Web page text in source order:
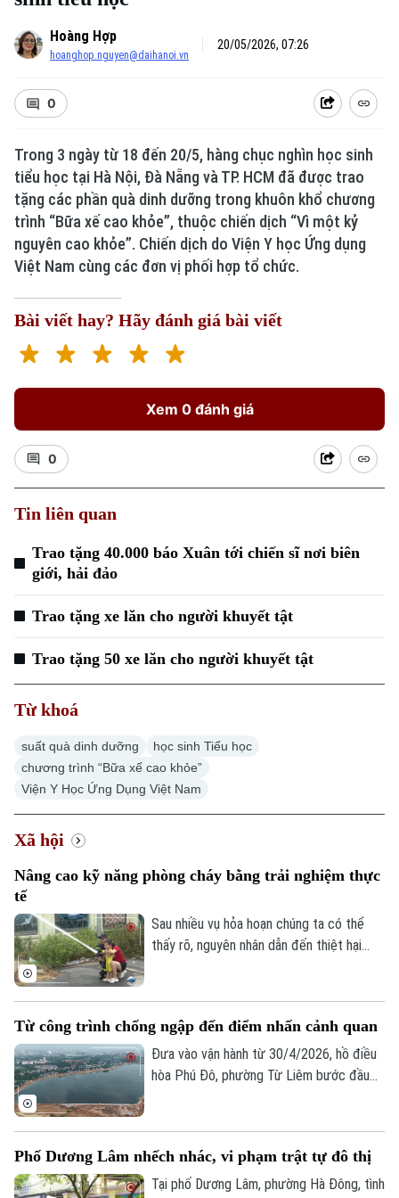
Xu hướng
Chuyên mục
Thời sự
Chính trị
Xã hội
An ninh trật tự
Công nghệ
Nhịp sống Hà Nội
Khoảnh khắc Hà Nội
Ẩm thực
Quân sự
Hồ sơ
Người Việt 4 phương
Tin tức
Tài chính Ngân hàng
Doanh nghiệp
Nhà đất
Tin tức
Đầu tư
Căn hộ
Đất đai
Kinh nghiệm
Ô tô
Tàu
Thị trường
Giáo dục
Tin tức
Tuyển sinh
Hướng nghiệp
Văn hóa
Tin tức
Sức khỏe
Hoàng Hợp
hoanghop.nguyen@daihanoi.vn
20/05/2026, 07:26
0
Trong 3 ngày từ 18 đến 20/5, hàng chục nghìn học sinh
tiểu học tại Hà Nội, Đà Nẵng và TP. HCM đã được trao
tặng các phần quà dinh dưỡng trong khuôn khổ chương
trình “Bữa xế cao khỏe”, thuộc chiến dịch “Vì một kỷ
nguyên cao khỏe”. Chiến dịch do Viện Y học Ứng dụng
Việt Nam cùng các đơn vị phối hợp tổ chức.
Bài viết hay? Hãy đánh giá bài viết
Xem 0 đánh giá
0
Tin liên quan
Trao tặng 40.000 báo Xuân tới chiến sĩ nơi biên
giới, hải đảo
Trao tặng xe lăn cho người khuyết tật
Trao tặng 50 xe lăn cho người khuyết tật
Từ khoá
suất quà dinh dưỡng
học sinh Tiểu học
chương trình “Bữa xế cao khỏe”
Viện Y Học Ứng Dụng Việt Nam
Xã hội
Nâng cao kỹ năng phòng cháy bằng trải nghiệm thực
tế
Sau nhiều vụ hỏa hoạn chúng ta có thể
thấy rõ, nguyên nhân dẫn đến thiệt hại
trên địa bàn Hà Nội đang đổi mới cách
tuyên truyền phòng cháy, chữa cháy, từ
nghe phổ biến sang trực tiếp trải nghiệm,
Từ công trình chống ngập đến điểm nhấn cảnh quan
Đưa vào vận hành từ 30/4/2026, hồ điều
hòa Phú Đô, phường Từ Liêm bước đầu
Phố Dương Lâm nhếch nhác, vi phạm trật tự đô thị
Tại phố Dương Lâm, phường Hà Đông, tình